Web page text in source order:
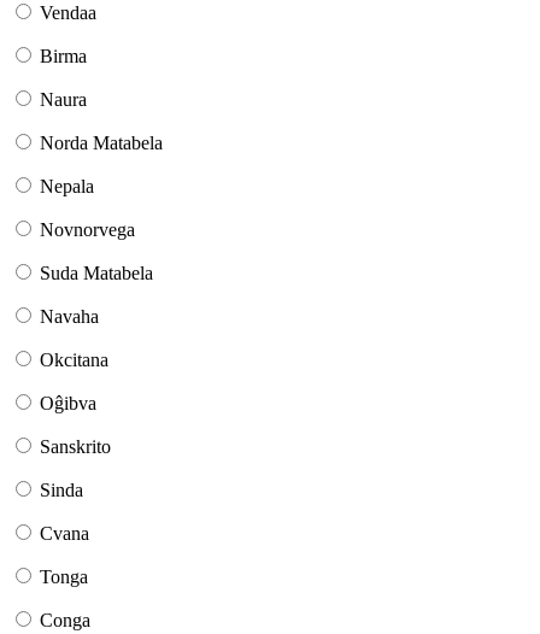
Vendaa
Birma
Naura
Norda Matabela
Nepala
Novnorvega
Suda Matabela
Navaha
Okcitana
Oĝibva
Sanskrito
Sinda
Cvana
Tonga
Conga